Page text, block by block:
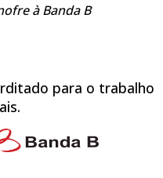
à Banda B
para o trabalho